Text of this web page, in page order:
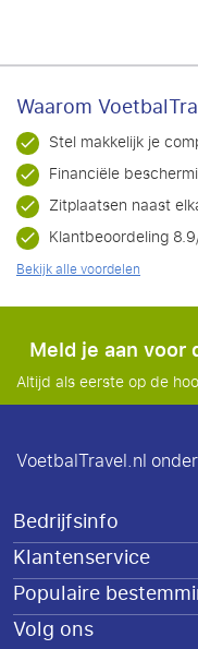
Waarom
Stel makkelijk je
Financiële
Zitplaatsen naast
Klantbeoordeling
Bekijk alle voordelen
Meld je aan
Altijd als eerste op de
VoetbalTravel.nl
Bedrijfsinfo
Klantenservice
Populaire
Volg ons